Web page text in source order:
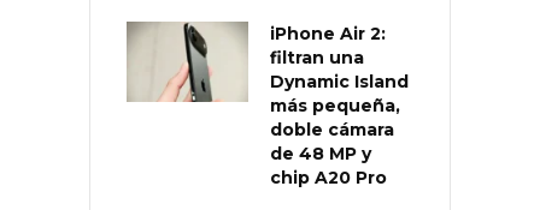
iPhone Air 2:
filtran una
Dynamic Island
más pequeña,
doble cámara
de 48 MP y
chip A20 Pro